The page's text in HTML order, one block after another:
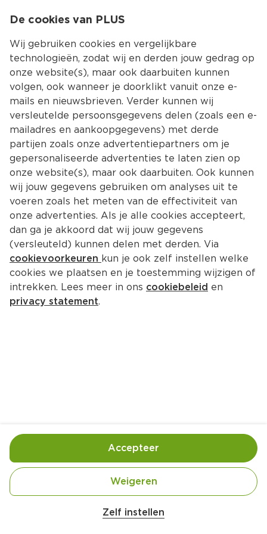
Kies jouw
Ingrediënten Bereiding
Belangrijke veiligheidswaarschuwing
De cookies van PLUS
Wij gebruiken cookies en vergelijkbare
technologieën, zodat wij en derden jouw gedrag op
onze website(s), maar ook daarbuiten kunnen
volgen, ook wanneer je doorklikt vanuit onze e-
mails en nieuwsbrieven. Verder kunnen wij
versleutelde persoonsgegevens delen (zoals een e-
mailadres en aankoopgegevens) met derde
partijen zoals onze advertentiepartners om je
gepersonaliseerde advertenties te laten zien op
onze website(s), maar ook daarbuiten. Ook kunnen
wij jouw gegevens gebruiken om analyses uit te
voeren zoals het meten van de effectiviteit van
onze advertenties. Als je alle cookies accepteert,
dan ga je akkoord dat wij jouw gegevens
(versleuteld) kunnen delen met derden. Via
cookievoorkeuren kun je ook zelf instellen welke
cookies we plaatsen en je toestemming wijzigen of
intrekken. Lees meer in ons cookiebeleid en
privacy statement.
Zelf instellen
Weigeren
Accepteer